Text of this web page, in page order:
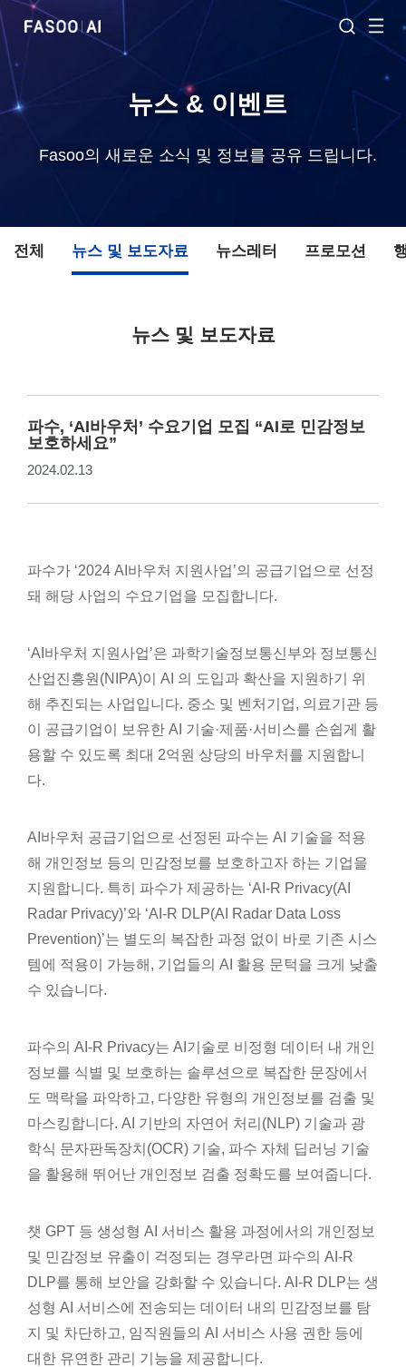
뉴스 & 이벤트
Fasoo의 새로운 소식 및 정보를 공유 드립니다.
전체 뉴스 및 보도자료 뉴스레터 프로모션
뉴스 및 보도자료
파수, ‘AI바우처’ 수요기업 모집 “AI로 민감정보
보호하세요”
2024.02.13
파수가 ‘2024 AI바우처 지원사업’의 공급기업으로 선정
돼 해당 사업의 수요기업을 모집합니다.
‘AI바우처 지원사업’은 과학기술정보통신부와 정보통신
산업진흥원(NIPA)이 AI 의 도입과 확산을 지원하기 위
해 추진되는 사업입니다. 중소 및 벤처기업, 의료기관 등
이 공급기업이 보유한 AI 기술·제품·서비스를 손쉽게 활
용할 수 있도록 최대 2억원 상당의 바우처를 지원합니
다.
AI바우처 공급기업으로 선정된 파수는 AI 기술을 적용
해 개인정보 등의 민감정보를 보호하고자 하는 기업을
지원합니다. 특히 파수가 제공하는 ‘AI-R Privacy(AI
Radar Privacy)’와 ‘AI-R DLP(AI Radar Data Loss
Prevention)’는 별도의 복잡한 과정 없이 바로 기존 시스
템에 적용이 가능해, 기업들의 AI 활용 문턱을 크게 낮출
수 있습니다.
파수의 AI-R Privacy는 AI기술로 비정형 데이터 내 개인
정보를 식별 및 보호하는 솔루션으로 복잡한 문장에서
도 맥락을 파악하고, 다양한 유형의 개인정보를 검출 및
마스킹합니다. AI 기반의 자연어 처리(NLP) 기술과 광
학식 문자판독장치(OCR) 기술, 파수 자체 딥러닝 기술
을 활용해 뛰어난 개인정보 검출 정확도를 보여줍니다.
챗 GPT 등 생성형 AI 서비스 활용 과정에서의 개인정보
및 민감정보 유출이 걱정되는 경우라면 파수의 AI-R
DLP를 통해 보안을 강화할 수 있습니다. AI-R DLP는 생
성형 AI 서비스에 전송되는 데이터 내의 민감정보를 탐
지 및 차단하고, 임직원들의 AI 서비스 사용 권한 등에
대한 유연한 관리 기능을 제공합니다.